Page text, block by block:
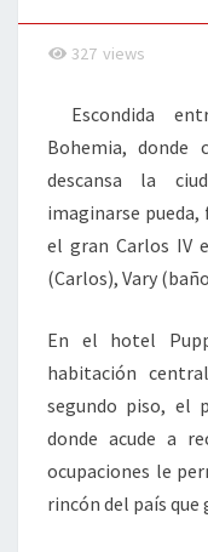
327 views
Escondida
Bohemia, donde
descansa la
imaginarse
el gran Carlos IV
(Carlos), Vary
En el hotel
habitación
segundo piso, el
donde acude a
ocupaciones le
rincón del país que